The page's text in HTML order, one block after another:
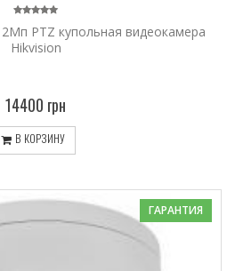
PTZ купольная видеокамера
Hikvision
14400 грн
В КОРЗИНУ
ГАРАНТИЯ